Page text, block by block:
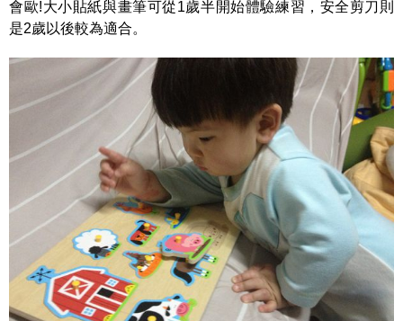
會歐!大小貼紙與畫筆可從1歲半開始體驗練習，安全剪刀則
是2歲以後較為適合。